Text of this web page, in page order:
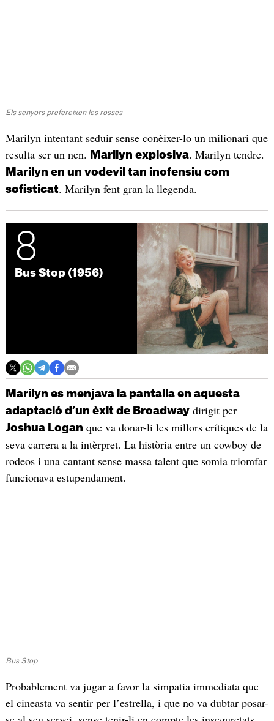
Els senyors prefereixen les rosses
Marilyn intentant seduir sense conèixer-lo un milionari que
resulta ser un nen.
Marilyn explosiva. Marilyn tendre.
Marilyn en un vodevil tan inofensiu com
sofisticat. Marilyn fent gran la llegenda.
8
Bus Stop (1956)
Marilyn es menjava la pantalla en aquesta
adaptació d’un èxit de Broadwaydirigit per
Joshua Logan que va donar-li les millors crítiques de la
seva carrera a la intèrpret. La història entre un cowboy de
rodeos i una cantant sense massa talent que somia triomfar
funcionava estupendament.
Bus Stop
Probablement va jugar a favor la simpatia immediata que
el cineasta va sentir per l’estrella, i que no va dubtar posar-